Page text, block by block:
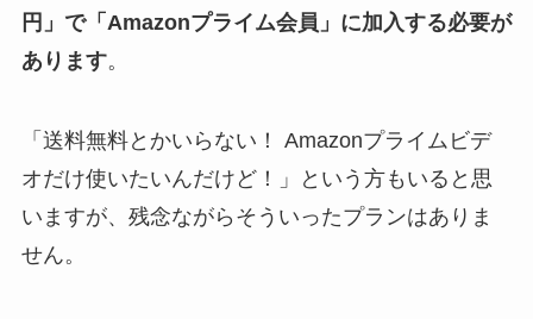
円」で「Amazonプライム会員」に加入する必要が
あります。
「送料無料とかいらない！ Amazonプライムビデ
オだけ使いたいんだけど！」という方もいると思
いますが、残念ながらそういったプランはありま
せん。